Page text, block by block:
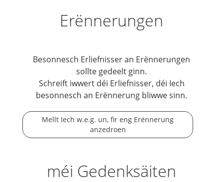
Erënnerungen
Besonnesch Erliefnisser an Erënnerungen
sollte gedeelt ginn.
Schreift iwwert déi Erliefnisser, déi Iech
besonnesch an Erënnerung bliwwe sinn.
Mellt Iech w.e.g. un, fir eng Erënnerung
anzedroen
méi Gedenksäiten